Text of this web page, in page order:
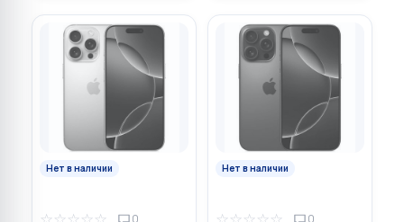
Нет в наличии
0
Нет в наличии
0